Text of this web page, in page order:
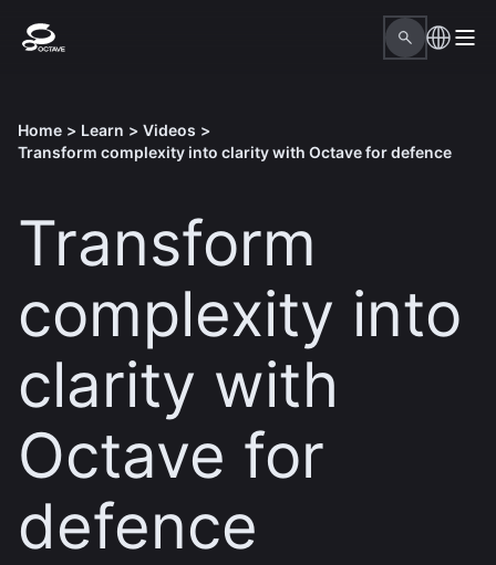
Home > Learn > Videos >
Transform complexity into clarity with Octave for defence
Transform
complexity into
clarity with
Octave for
defence